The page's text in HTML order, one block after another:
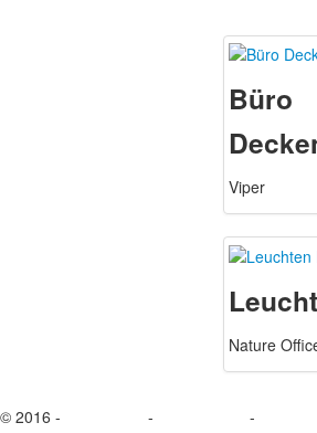
Büro
Viper
Nature
© 2016 - - -